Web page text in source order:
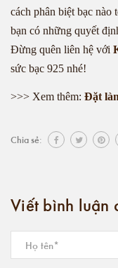
cách phân biệt bạc
bạn có những quyết
Đừng quên liên hệ với
sức bạc 925 nhé!
>>> Xem thêm: Đặt
Chia sẻ:
Viết bình luận